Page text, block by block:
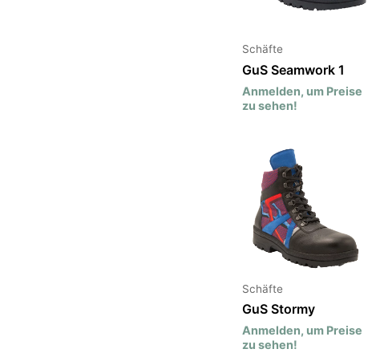
Schäfte
GuS Seamwork 1
Anmelden, um Preise
zu sehen!
Schäfte
GuS Stormy
Anmelden, um Preise
zu sehen!